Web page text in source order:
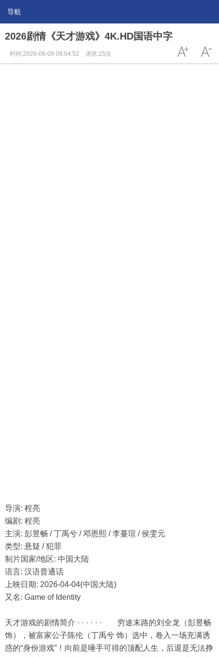
导航
2026剧情《天才游戏》4K.HD国语中字
时间:2026-06-08 09:04:52 浏览:25次
导演: 程亮
编剧: 程亮
主演: 彭昱畅 / 丁禹兮 / 邓恩熙 / 李蔓瑄 / 侯雯元
类型: 悬疑 / 犯罪
制片国家/地区: 中国大陆
语言: 汉语普通话
上映日期: 2026-04-04(中国大陆)
又名: Game of Identity
天才游戏的剧情简介 · · · · · · 穷途末路的刘全龙（彭昱畅
饰），被富家公子陈伦（丁禹兮 饰）选中，卷入一场充满诱
惑的“身份游戏”！向前是唾手可得的顶配人生，后退是无法挣